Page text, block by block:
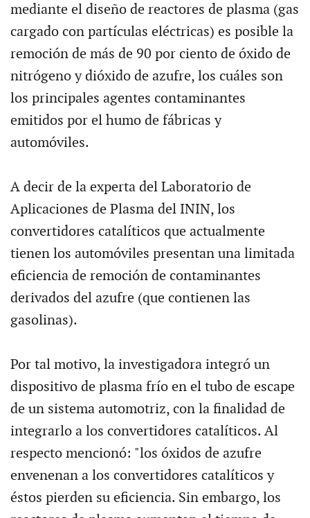
mediante el diseño de reactores de plasma (gas
cargado con partículas eléctricas) es posible la
remoción de más de 90 por ciento de óxido de
nitrógeno y dióxido de azufre, los cuáles son
los principales agentes contaminantes
emitidos por el humo de fábricas y
automóviles.
A decir de la experta del Laboratorio de
Aplicaciones de Plasma del ININ, los
convertidores catalíticos que actualmente
tienen los automóviles presentan una limitada
eficiencia de remoción de contaminantes
derivados del azufre (que contienen las
gasolinas).
Por tal motivo, la investigadora integró un
dispositivo de plasma frío en el tubo de escape
de un sistema automotriz, con la finalidad de
integrarlo a los convertidores catalíticos. Al
respecto mencionó: "los óxidos de azufre
envenenan a los convertidores catalíticos y
éstos pierden su eficiencia. Sin embargo, los